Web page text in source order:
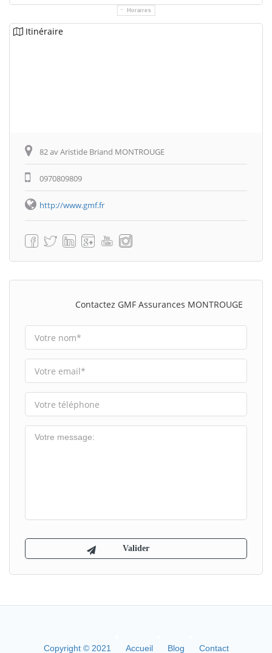
Horaires
Itinéraire
82 av Aristide Briand MONTROUGE
0970809809
http://www.gmf.fr
Contactez GMF Assurances MONTROUGE
Copyright © 2021 Accueil Blog Contact